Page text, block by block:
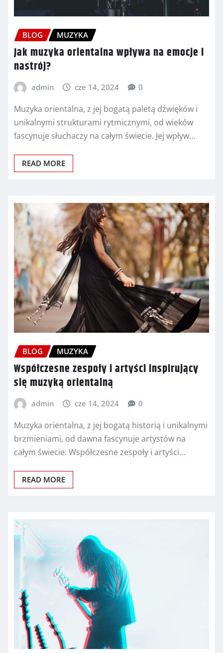
BLOG MUZYKA
Jak muzyka orientalna wpływa na emocje i
nastrój?
admin cze 14, 2024 0
Muzyka orientalna, z jej bogatą paletą dźwięków i
unikalnymi strukturami rytmicznymi, od wieków
fascynuje słuchaczy na całym świecie. Jej wpływ…
READ MORE
BLOG MUZYKA
Współczesne zespoły i artyści inspirujący
się muzyką orientalną
admin cze 14, 2024 0
Muzyka orientalna, z jej bogatą historią i unikalnymi
brzmieniami, od dawna fascynuje artystów na
całym świecie. Współczesne zespoły i artyści…
READ MORE